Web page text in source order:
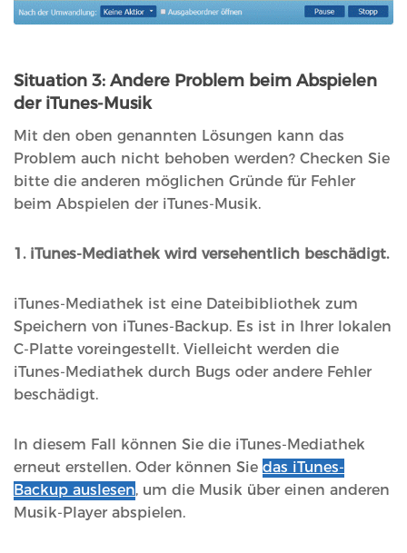
Situation 3: Andere Problem beim Abspielen
der iTunes-Musik
Mit den oben genannten Lösungen kann das
Problem auch nicht behoben werden? Checken Sie
bitte die anderen möglichen Gründe für Fehler
beim Abspielen der iTunes-Musik.
1. iTunes-Mediathek wird versehentlich beschädigt.
iTunes-Mediathek ist eine Dateibibliothek zum
Speichern von iTunes-Backup. Es ist in Ihrer lokalen
C-Platte voreingestellt. Vielleicht werden die
iTunes-Mediathek durch Bugs oder andere Fehler
beschädigt.
In diesem Fall können Sie die iTunes-Mediathek
erneut erstellen. Oder können Sie das iTunes-
Backup auslesen, um die Musik über einen anderen
Musik-Player abspielen.